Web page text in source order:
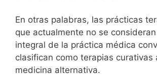
En otras palabras, las prácticas
que actualmente no se
integral de la práctica médica
clasifican como terapias curativas
medicina alternativa.